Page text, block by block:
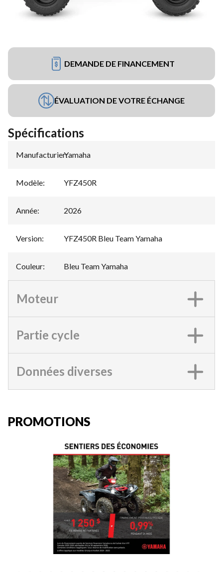
DEMANDE DE FINANCEMENT
ÉVALUATION DE VOTRE ÉCHANGE
Spécifications
Manufacturier:
Yamaha
Modèle: YFZ450R
Année: 2026
Version: YFZ450R Bleu Team Yamaha
Couleur: Bleu Team Yamaha
Moteur
Partie cycle
Données diverses
PROMOTIONS